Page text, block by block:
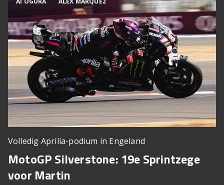
Volledig Aprilia-podium in Engeland
MotoGP Silverstone: 19e Sprintzege
voor Martin